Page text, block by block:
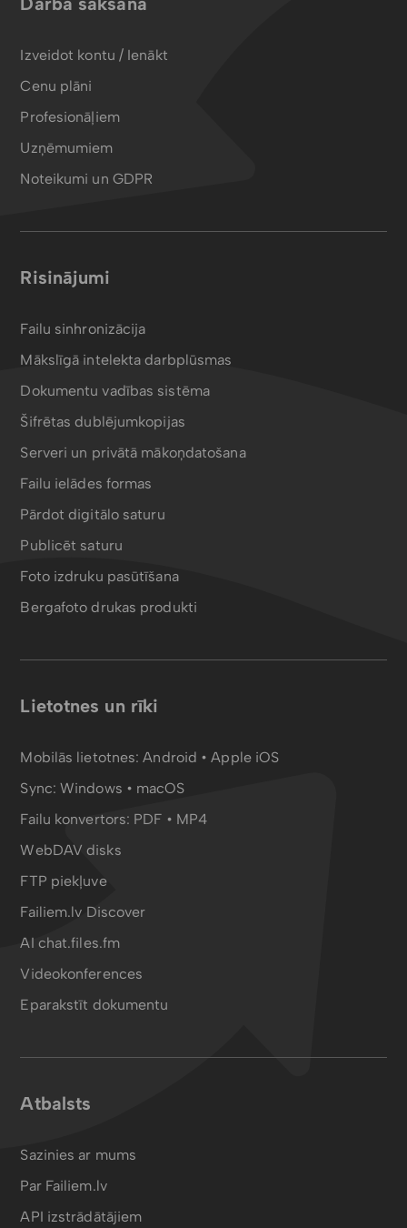
Izveidot kontu / Ienākt
Cenu plāni
Profesionāļiem
Uzņēmumiem
Noteikumi un GDPR
Risinājumi
Failu sinhronizācija
Mākslīgā intelekta darbplūsmas
Dokumentu vadības sistēma
Šifrētas dublējumkopijas
Serveri un privātā mākoņdatošana
Failu ielādes formas
Pārdot digitālo saturu
Publicēt saturu
Foto izdruku pasūtīšana
Bergafoto drukas produkti
Lietotnes un rīki
Mobilās lietotnes:Android •Apple iOS
Sync:Windows • macOS
Failu konvertors: PDF • MP4
WebDAV disks
FTP piekļuve
Failiem.lv Discover
AI chat.files.fm
Videokonferences
Eparakstīt dokumentu
Atbalsts
Sazinies ar mums
Par Failiem.lv
API izstrādātājiem